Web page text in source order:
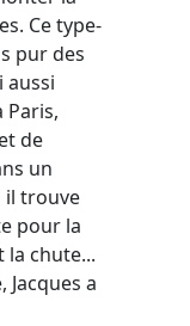
Ce type-
pur des
aussi
Paris,
de
un
il trouve
pour la
chute...
Jacques a